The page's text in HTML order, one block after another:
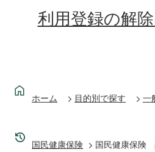
利用登録の解
ホーム 目的別で探す 一
国民健康保険 国民健康保険